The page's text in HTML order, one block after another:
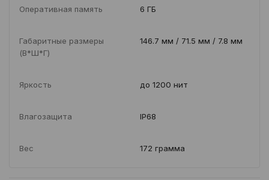
Оперативная память 6 ГБ
Габаритные размеры
(В*Ш*Г)
146.7 мм / 71.5 мм / 7.8 мм
Яркость до 1200 нит
Влагозащита IP68
Вес 172 грамма